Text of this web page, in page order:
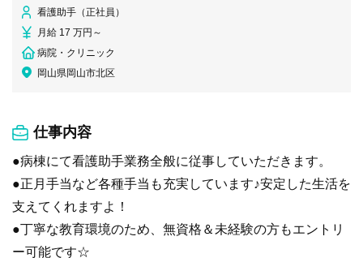
看護助手（正社員）
月給 17 万円～
病院・クリニック
岡山県岡山市北区
仕事内容
●病棟にて看護助手業務全般に従事していただきます。
●正月手当など各種手当も充実しています♪安定した生活を
支えてくれますよ！
●丁寧な教育環境のため、無資格＆未経験の方もエントリ
ー可能です☆